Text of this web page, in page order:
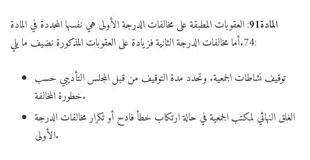
المادة91: العقوبات المطبقة على مخالفات الدرجة الأولى هي نفسها المحددة في المادة
74.أما مخالفات الدرجة الثانية فزيادة على العقوبات المذكورة نضيف ما يلي:
توقيف نشاطات الجمعية. وتحدد مدة التوقيف من قبل المجلس التأديبي حسب
خطورة المخالفة.
الغلق النهائي لمكتب الجمعية في حالة ارتكاب خطأ فادح أو تكرار مخالفات الدرجة
الأولى.